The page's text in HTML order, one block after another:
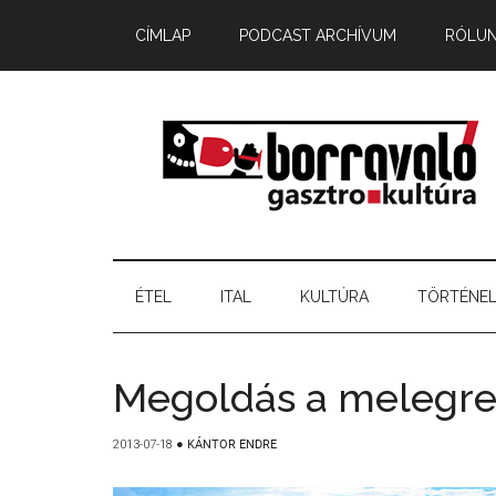
CÍMLAP PODCAST ARCHÍVUM
ÉTEL ITAL KULTÚRA
Megoldás a melegre
2013-07-18 ● KÁNTOR ENDRE